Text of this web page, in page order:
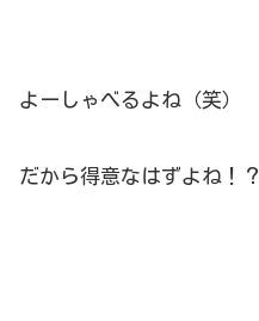
よーしゃべるよね（笑）
だから得意なはずよね！？